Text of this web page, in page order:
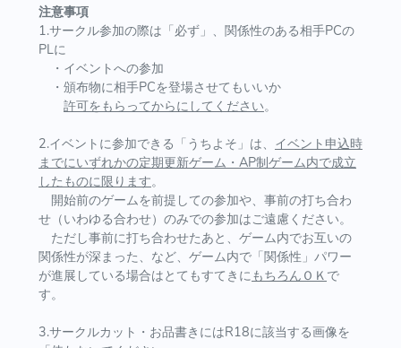
注意事項
1.サークル参加の際は「必ず」、関係性のある相手PCの
PLに
・イベントへの参加
・頒布物に相手PCを登場させてもいいか
許可をもらってからにしてください。
2.イベントに参加できる「うちよそ」は、 イベント申込時
までにいずれかの定期更新ゲーム・AP制ゲーム内で成立
したものに限ります。
開始前のゲームを前提しての参加や、事前の打ち合わ
せ（いわゆる合わせ）のみでの参加はご遠慮ください。
ただし事前に打ち合わせたあと、ゲーム内でお互いの
関係性が深まった、など、ゲーム内で「関係性」パワー
が進展している場合はとてもすてきにもちろんＯＫ で
す。
3.サークルカット・お品書きにはR18に該当する画像を